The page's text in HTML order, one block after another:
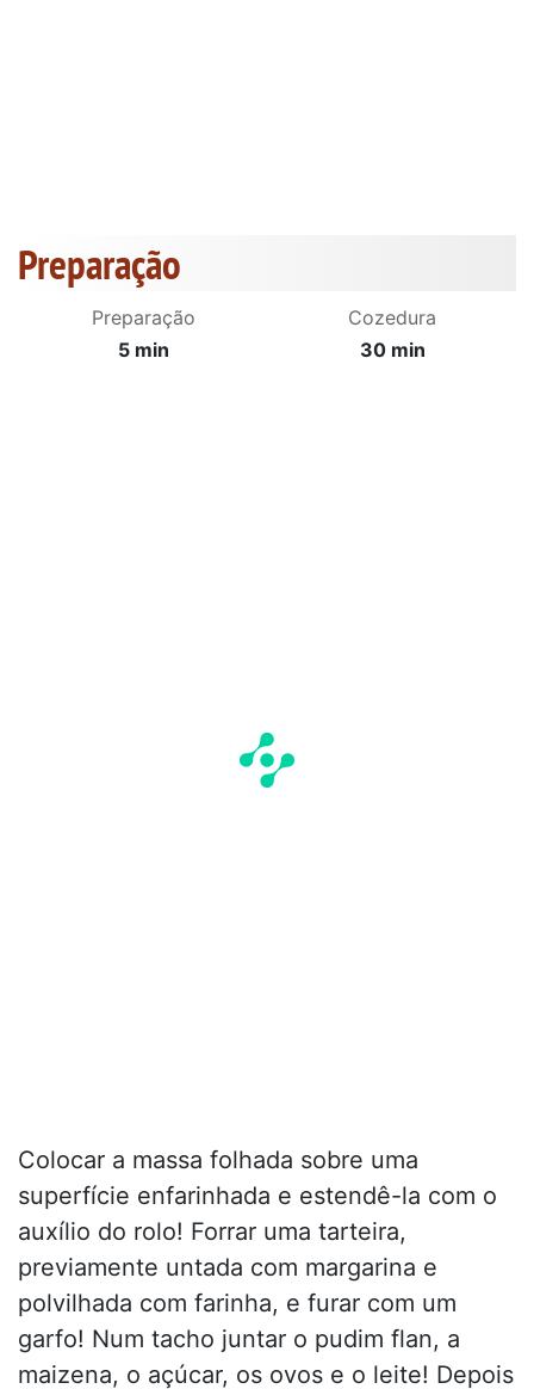
Preparação
Preparação
5 min
Cozedura
30 min
Colocar a massa folhada sobre uma
superfície enfarinhada e estendê-la com o
auxílio do rolo! Forrar uma tarteira,
previamente untada com margarina e
polvilhada com farinha, e furar com um
garfo! Num tacho juntar o pudim flan, a
maizena, o açúcar, os ovos e o leite! Depois